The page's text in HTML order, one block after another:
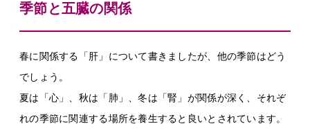
季節と五臓の関係
春に関係する「肝」について書きましたが、他の季節はどう
でしょう。
夏は「心」、秋は「肺」、冬は「腎」が関係が深く、それぞ
れの季節に関連する場所を養生すると良いとされています。